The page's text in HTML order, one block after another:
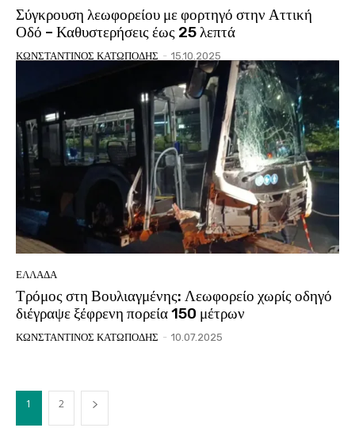
Σύγκρουση λεωφορείου με φορτηγό στην Αττική
Οδό – Καθυστερήσεις έως 25 λεπτά
ΚΩΝΣΤΑΝΤΙΝΟΣ ΚΑΤΩΠΟΔΗΣ - 15.10.2025
ΕΛΛΑΔΑ
Τρόμος στη Βουλιαγμένης: Λεωφορείο χωρίς οδηγό
διέγραψε ξέφρενη πορεία 150 μέτρων
ΚΩΝΣΤΑΝΤΙΝΟΣ ΚΑΤΩΠΟΔΗΣ - 10.07.2025
1 2